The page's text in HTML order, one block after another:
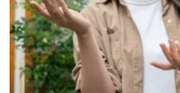
cipta.